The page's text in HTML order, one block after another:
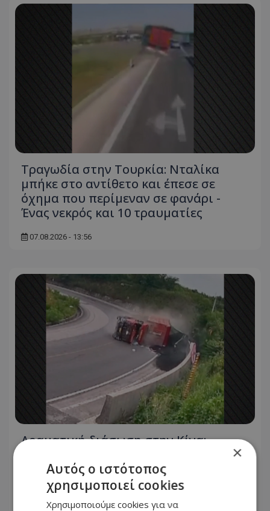
Τραγωδία στην Τουρκία: Νταλίκα
μπήκε στο αντίθετο και έπεσε σε
όχημα που περίμεναν σε φανάρι -
Ένας νεκρός και 10 τραυματίες
07.08.2026 - 13:56
Δραματική διάσωση στην Κίνα:
Φορτηγό έπεσε πάνω σε αυτοκίνητο
και το σκέπασε με κάρβουνα, τον
οδηγό έσωσε στρατιώτης, δείτε
βίντεο
×
Αυτός ο ιστότοπος
χρησιμοποιεί cookies
Χρησιμοποιούμε cookies για να